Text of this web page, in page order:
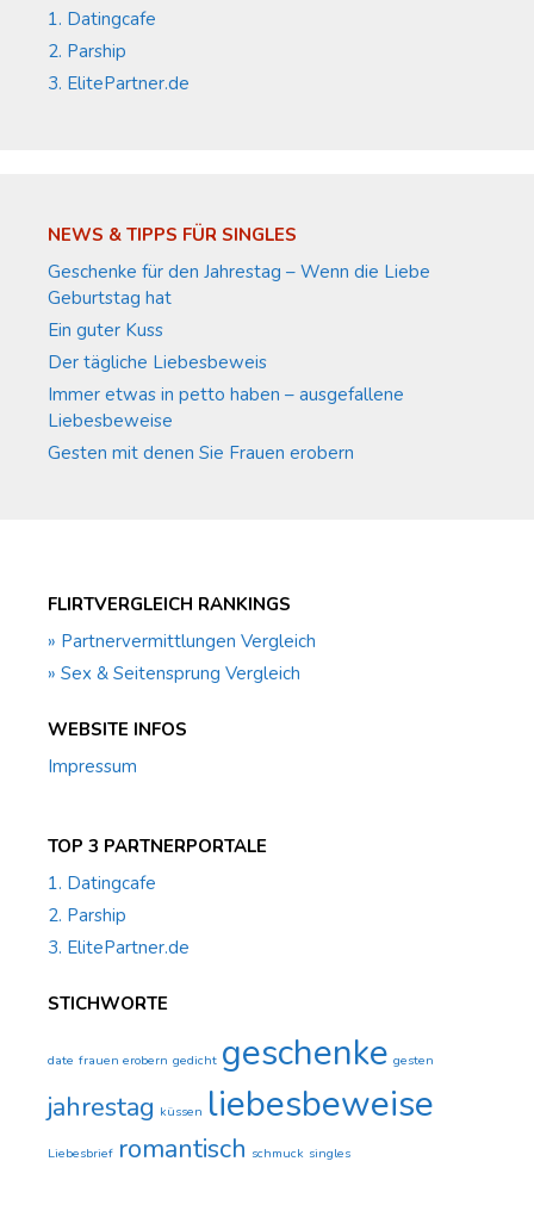
1. Datingcafe
2. Parship
3. ElitePartner.de
NEWS & TIPPS FÜR SINGLES
Geschenke für den Jahrestag – Wenn die Liebe
Geburtstag hat
Ein guter Kuss
Der tägliche Liebesbeweis
Immer etwas in petto haben – ausgefallene
Liebesbeweise
Gesten mit denen Sie Frauen erobern
FLIRTVERGLEICH RANKINGS
» Partnervermittlungen Vergleich
» Sex & Seitensprung Vergleich
WEBSITE INFOS
Impressum
TOP 3 PARTNERPORTALE
1. Datingcafe
2. Parship
3. ElitePartner.de
STICHWORTE
date frauen erobern gedicht geschenke gesten
jahrestag küssen liebesbeweise
Liebesbrief romantisch schmuck singles